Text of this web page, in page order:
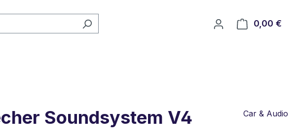
0,00 €
Soundsystem V4 Car & Audio